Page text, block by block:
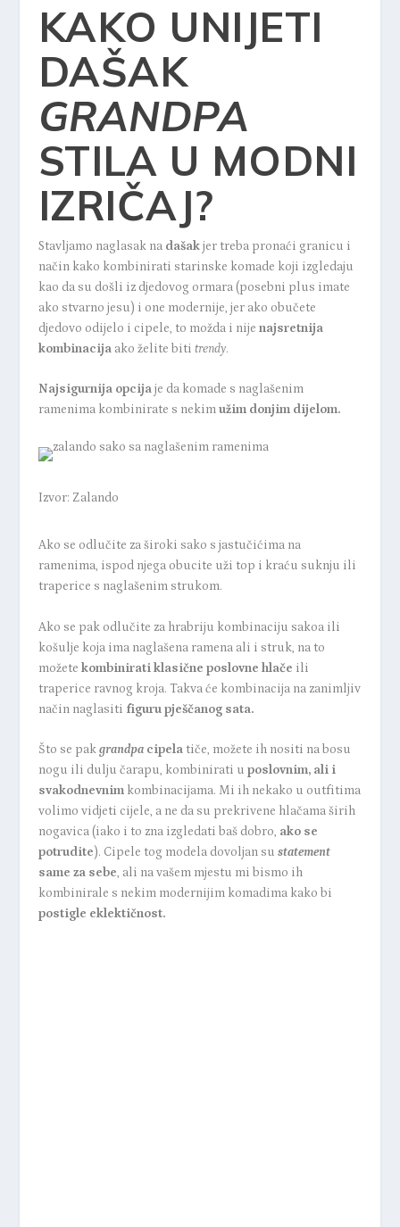
KAKO UNIJETI
DAŠAK
GRANDPA
STILA U MODNI
IZRIČAJ?
Stavljamo naglasak na dašakjer treba pronaći granicu i
način kako kombinirati starinske komade koji izgledaju
kao da su došli iz djedovog ormara (posebni plus imate
ako stvarno jesu) i one modernije, jer ako obučete
djedovo odijelo i cipele, to možda i nije najsretnija
kombinacijaako želite biti trendy.
Najsigurnija opcijaje da komade s naglašenim
ramenima kombinirate s nekimužim donjim dijelom.
Izvor: Zalando
Ako se odlučite za široki sako s jastučićima na
ramenima, ispod njega obucite uži top i kraću suknju ili
traperice s naglašenim strukom.
Ako se pak odlučite za hrabriju kombinaciju sakoa ili
košulje koja ima naglašena ramena ali i struk, na to
možete kombinirati klasične poslovne hlače ili
traperice ravnog kroja. Takva će kombinacija na zanimljiv
način naglasiti figuru pješčanog sata.
Što se pak grandpacipelatiče, možete ih nositi na bosu
nogu ili dulju čarapu, kombinirati u poslovnim, ali i
svakodnevnimkombinacijama. Mi ih nekako u outfitima
volimo vidjeti cijele, a ne da su prekrivene hlačama širih
nogavica (iako i to zna izgledati baš dobro, ako se
potrudite). Cipele tog modela dovoljan su statement
same za sebe, ali na vašem mjestu mi bismo ih
kombinirale s nekim modernijim komadima kako bi
postigle eklektičnost.